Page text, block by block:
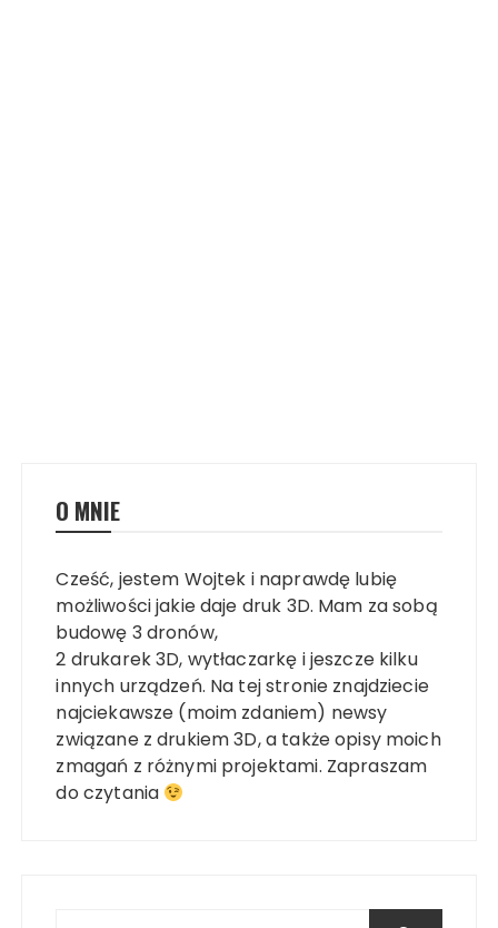
O MNIE
Cześć, jestem Wojtek i naprawdę lubię
możliwości jakie daje druk 3D. Mam za sobą
budowę 3 dronów,
2 drukarek 3D, wytłaczarkę i jeszcze kilku
innych urządzeń. Na tej stronie znajdziecie
najciekawsze (moim zdaniem) newsy
związane z drukiem 3D, a także opisy moich
zmagań z różnymi projektami. Zapraszam
do czytania